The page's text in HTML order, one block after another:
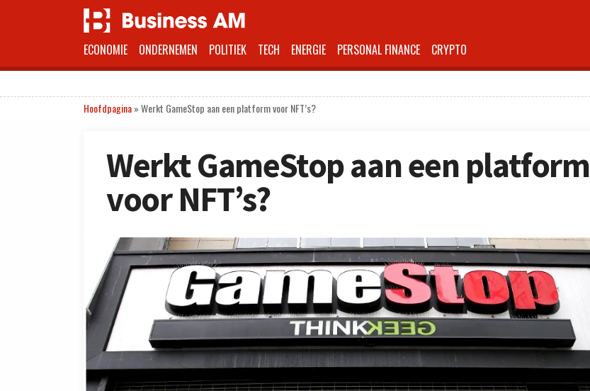
ECONOMIE ONDERNEMEN POLITIEK TECH ENERGIE PERSONAL FINANCE CRYPTO
Hoofdpagina»Werkt GameStop aan een platform voor NFT’s?
Werkt GameStop aan een platform
voor NFT’s?